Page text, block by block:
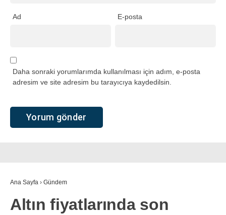
Ad E-posta
Daha sonraki yorumlarımda kullanılması için adım, e-posta
adresim ve site adresim bu tarayıcıya kaydedilsin.
Ana Sayfa › Gündem
Altın fiyatlarında son